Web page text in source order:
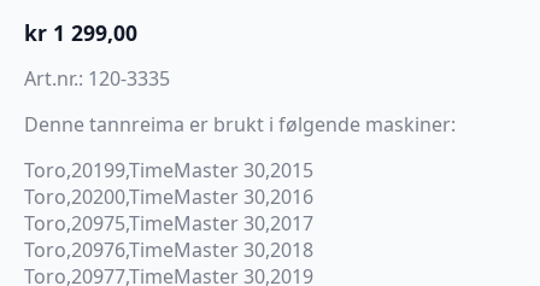
kr 1 299,00
Art.nr.: 120-3335
Denne tannreima er brukt i følgende maskiner:
Toro,20199,TimeMaster 30,2015
Toro,20200,TimeMaster 30,2016
Toro,20975,TimeMaster 30,2017
Toro,20976,TimeMaster 30,2018
Toro,20977,TimeMaster 30,2019